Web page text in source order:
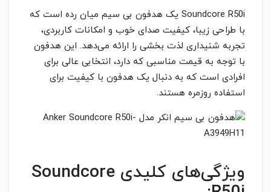
Soundcore R50i یک هدفون بی سیم میان رده است که
با طراحی زیبا، کیفیت صدای خوب و امکانات کاربردی،
تجربه شنیداری لذت بخشی را ارائه می‌دهد. این هدفون
با توجه به قیمت مناسبی که دارد، انتخابی عالی برای
افرادی است که به دنبال یک هدفون با کیفیت برای
استفاده روزمره هستند.
ویژگی‌های کلیدی Soundcore